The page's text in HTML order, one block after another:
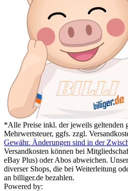
*Alle Preise inkl. der jeweils geltenden
Mehrwertsteuer, ggfs. zzgl.
Gewähr. Änderungen sind in der
Versandkosten können bei
eBay Plus) oder Abos abweichen.
diverser Shops, die bei Weiterleitung
an billiger.de bezahlen.
Powered by: